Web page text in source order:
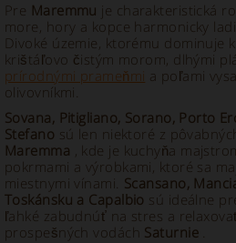
Pre Maremmu je charakteristická
more, hory a kopce harmonicky
Divoké územie, ktorému dominuje
krištáľovo čistým morom, dlhými
prírodnými prameňmi a poľami
olivovníkmi.
Sovana, Pitigliano, Sorano, Porto
Stefano sú len niektoré z
Maremma , kde je kuchyňa
pokrmami a výrobkami, ktoré sa
miestnymi vínami. Scansano,
Toskánsku a Capalbio sú ideálne
ľahké zabudnúť na stres a
prospešných vodách Saturnie.